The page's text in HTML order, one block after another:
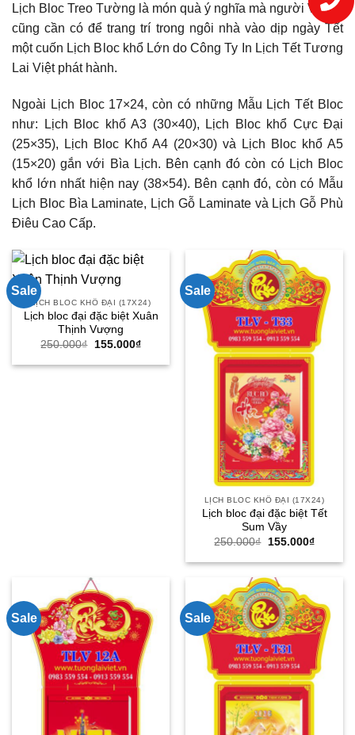
Lịch Bloc Treo Tường là món quà ý nghĩa mà người Việt ai
cũng cần có để trang trí trong ngôi nhà vào dịp ngày Tết
một cuốn Lịch Bloc khổ Lớn do Công Ty In Lịch Tết Tương
Lai Việt phát hành.
Ngoài Lịch Bloc 17×24, còn có những Mẫu Lịch Tết Bloc
như: Lịch Bloc khổ A3 (30×40), Lịch Bloc khổ Cực Đại
(25×35), Lịch Bloc Khổ A4 (20×30) và Lịch Bloc khổ A5
(15×20) gắn với Bìa Lịch. Bên cạnh đó còn có Lịch Bloc
khổ lớn nhất hiện nay (38×54). Bên cạnh đó, còn có Mẫu
Lịch Bloc Bìa Laminate, Lịch Gỗ Laminate và Lịch Gỗ Phù
Điêu Cao Cấp.
Sale
LỊCH BLOC KHỔ ĐẠI (17X24)
Lịch bloc đại đặc biệt Xuân
Thịnh Vượng
250.000₫
Giá
là:
155.000₫Giá
tại
Sale
LỊCH BLOC KHỔ ĐẠI (17X24)
Lịch bloc đại đặc biệt Tết
Sum Vầy
250.000₫
Giá
là:
155.000₫Giá
tại
Sale Sale